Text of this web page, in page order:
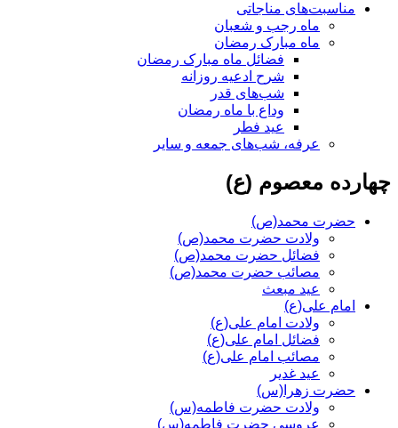
مناسبت‌های مناجاتی
ماه رجب و شعبان
ماه مبارک رمضان
فضائل ماه مبارک رمضان
شرح ادعیه روزانه
شب‌های قدر
وداع با ماه رمضان
عید فطر
عرفه، شب‌های جمعه و سایر
چهارده معصوم (ع)
حضرت محمد(ص)
ولادت حضرت محمد(ص)
فضائل حضرت محمد(ص)
مصائب حضرت محمد(ص)
عید مبعث
امام علی(ع)
ولادت امام علی(ع)
فضائل امام علی(ع)
مصائب امام علی(ع)
عید غدیر
حضرت زهرا(س)
ولادت حضرت فاطمه(س)
عروسی حضرت فاطمه(س)